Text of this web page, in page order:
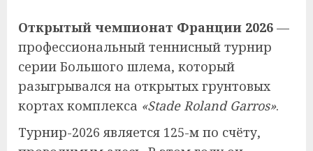
Открытый чемпионат Франции 2026 —
профессиональный теннисный турнир
серии Большого шлема, который
разыгрывался на открытых грунтовых
кортах комплекса «Stade Roland Garros».
Турнир-2026 является 125-м по счёту,